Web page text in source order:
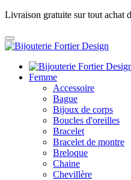
Livraison gratuite sur tout achat
Femme
Accessoire
Bague
Bijoux de corps
Boucles d'oreilles
Bracelet
Bracelet de montre
Breloque
Chaine
Chevillère